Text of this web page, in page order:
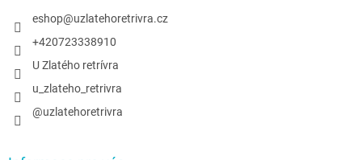
eshop@uzlatehoretrivra.cz
+420723338910
U Zlatého retrívra
u_zlateho_retrivra
@uzlatehoretrivra